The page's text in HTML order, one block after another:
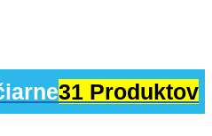
31 Produktov